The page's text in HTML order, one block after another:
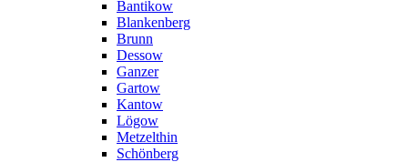
Bantikow
Blankenberg
Brunn
Dessow
Ganzer
Gartow
Kantow
Lögow
Metzelthin
Schönberg